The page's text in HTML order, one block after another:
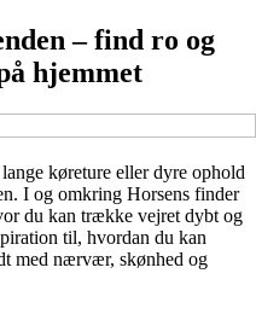
– find ro og
hjemmet
køreture eller dyre ophold
I og omkring Horsens finder
du kan trække vejret dybt og
til, hvordan du kan
med nærvær, skønhed og